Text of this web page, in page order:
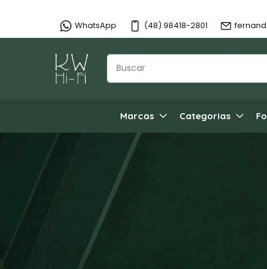
WhatsApp (48) 98418-2801
Marcas Categorias